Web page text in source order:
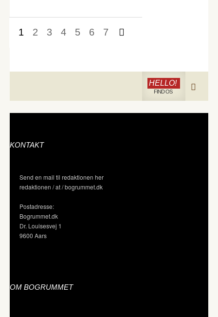
1 2 3 4 5 6 7
HELLO!
FIND OS
KONTAKT
Send en mail til redaktionen her
redaktionen / at / bogrummet.dk
Postadresse:
Bogrummet.dk
Dr. Louisesvej 1
9600 Aars
OM BOGRUMMET